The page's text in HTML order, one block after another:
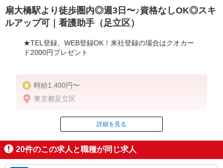
扇大橋駅より徒歩圏内◎週3日〜♪資格なしOK◎スキ
ルアップ可｜看護助手（足立区）
★TEL登録、WEB登録OK！来社登録の場合はクオカー
ド2000円プレゼント
時給1,400円〜
東京都足立区
ID：AE0625535364
掲載期間終了
詳細を見る
20件のこの求人と職種が同じ求人